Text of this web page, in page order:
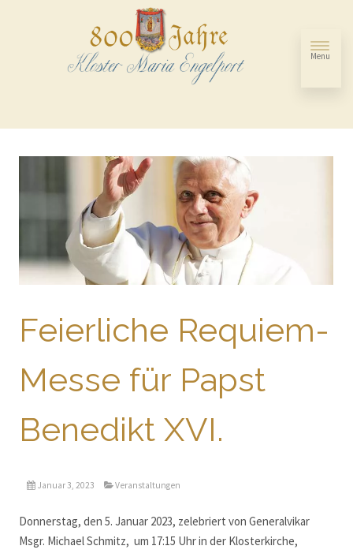
Menu
Feierliche Requiem-
Messe für Papst
Benedikt XVI.
Januar 3, 2023 Veranstaltungen
Donnerstag, den 5. Januar 2023, zelebriert von Generalvikar
Msgr. Michael Schmitz, um 17:15 Uhr in der Klosterkirche,